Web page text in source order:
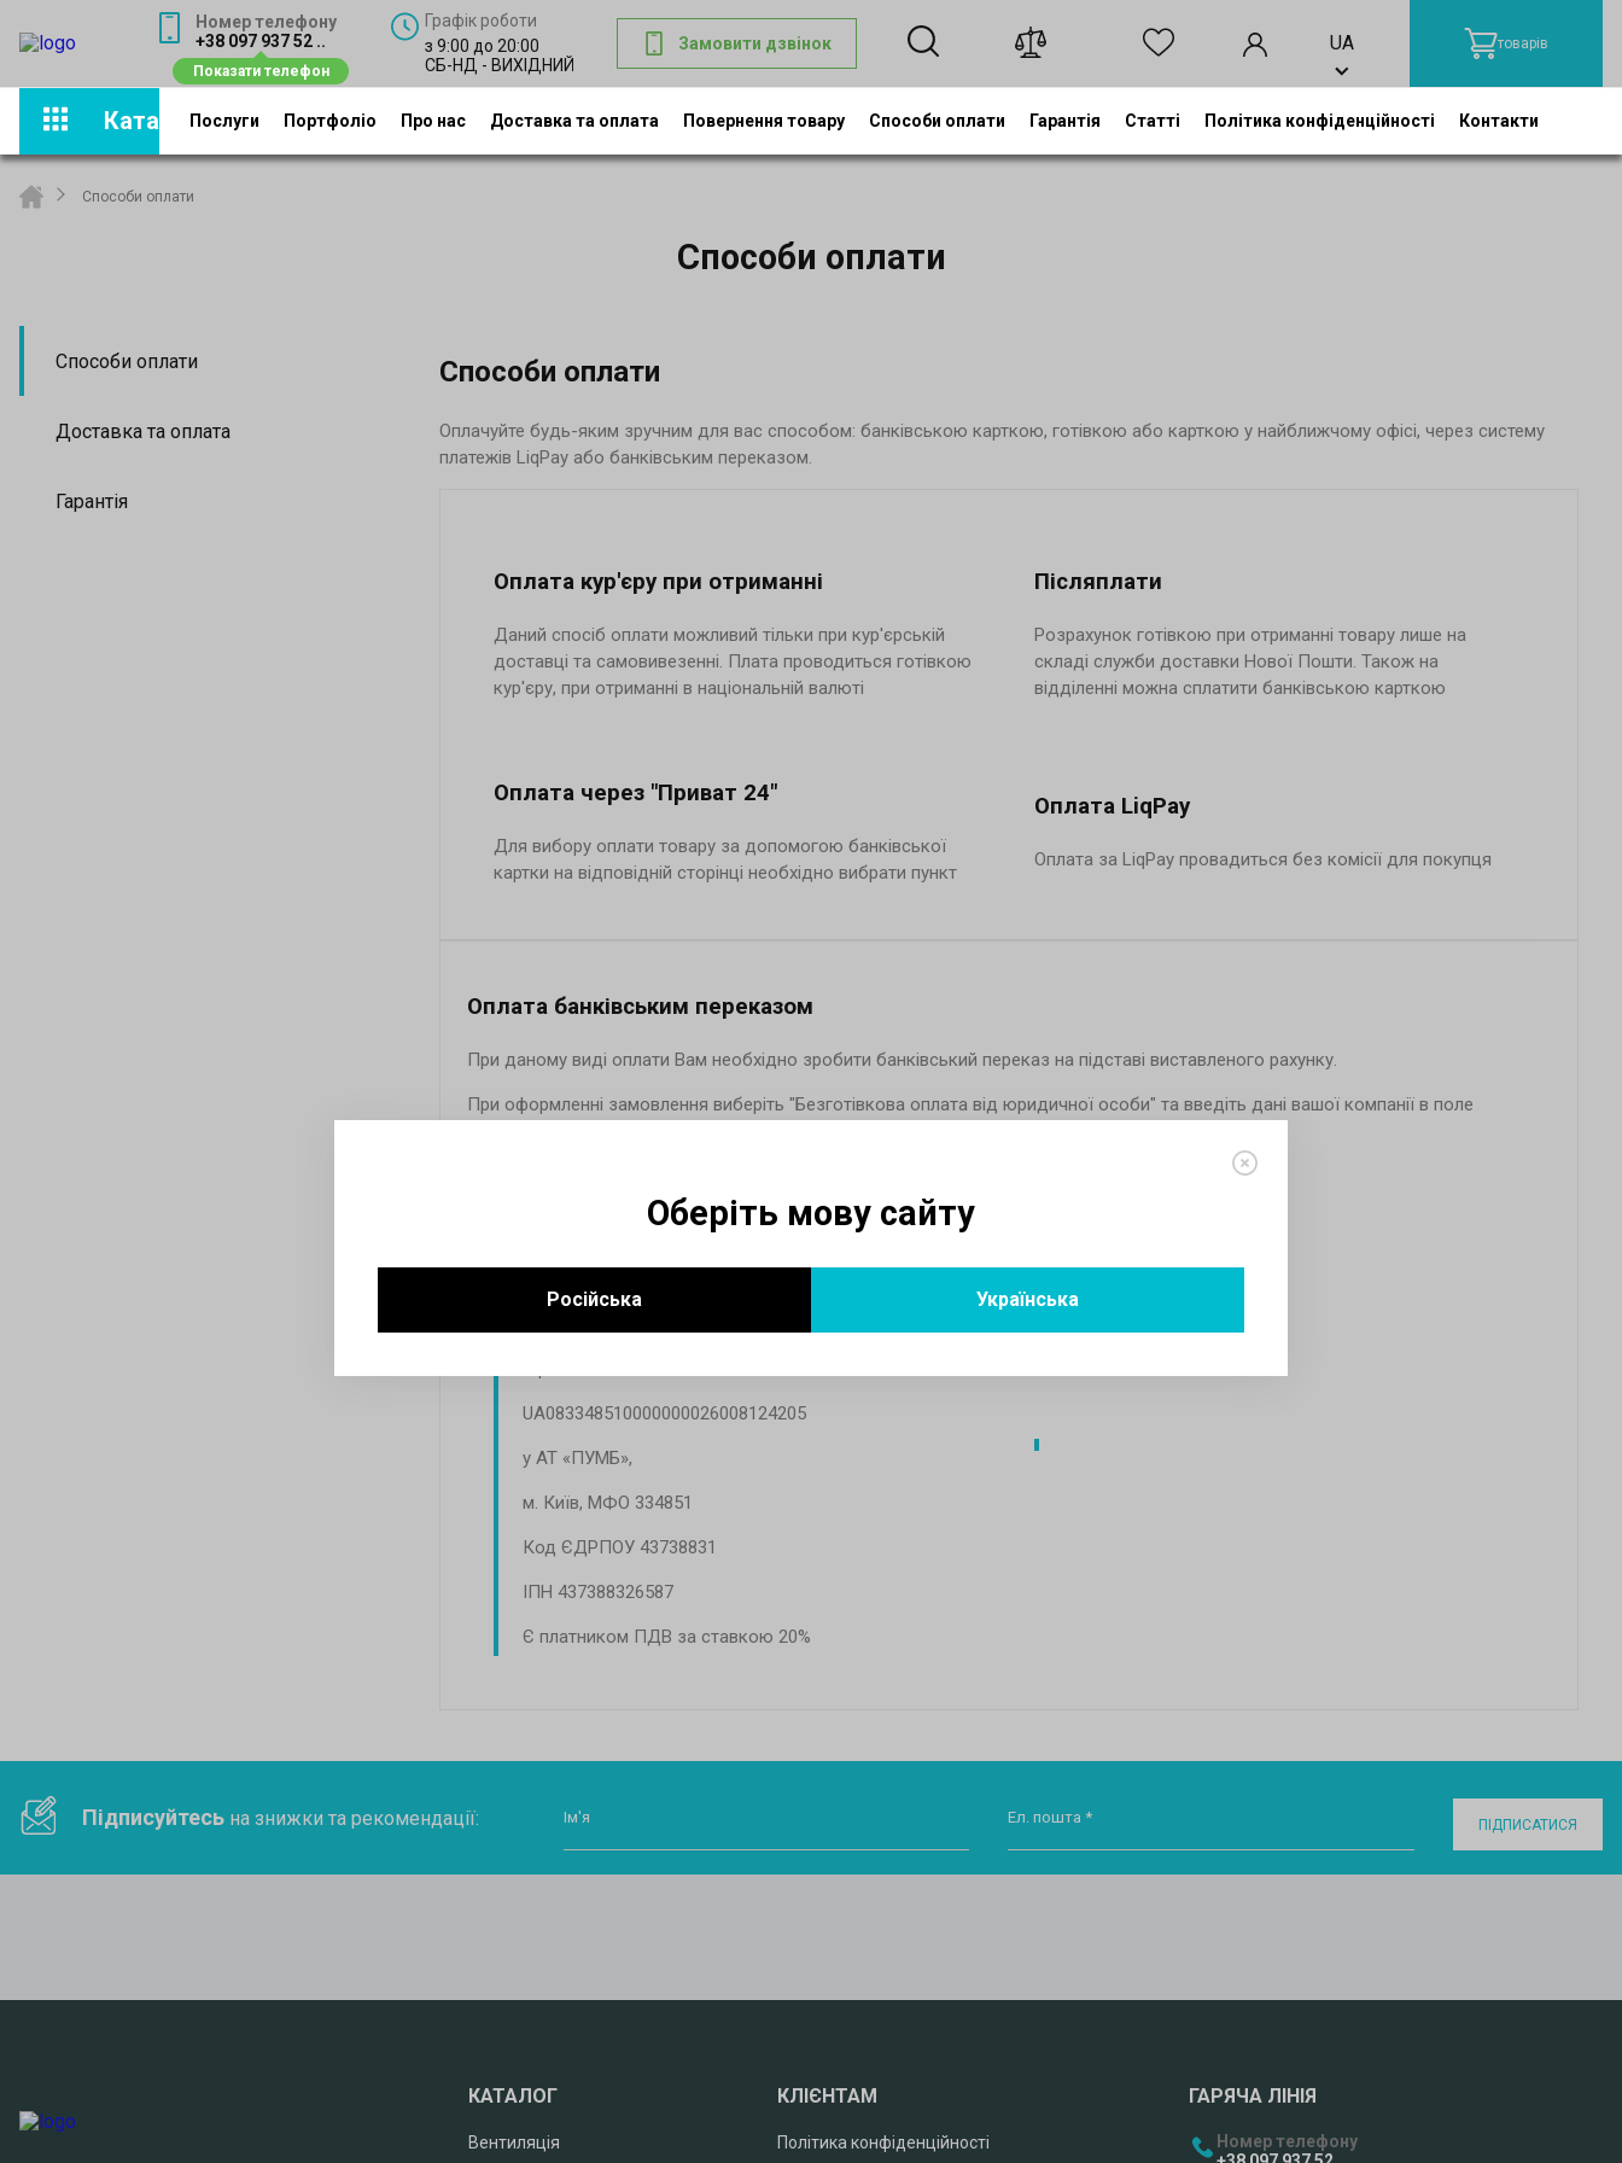
Оберіть мову сайту
Російська Українська
Номер телефону
+38 097 937 52 ..
Графік роботи
з 9:00 до 20:00
СБ-НД - ВИХІДНИЙ
Замовити дзвінок UA товарів
Послуги Портфоліо Про нас Доставка та оплата Повернення товару Способи оплати Гарантія Статті Політика конфіденційності Контакти
Каталог
Способи оплати
Способи оплати
Способи оплати
Доставка та оплата
Гарантія
Способи оплати
Оплачуйте будь-яким зручним для вас способом: банківською карткою, готівкою або карткою у найближчому офісі, через систему
платежів LiqPay або банківським переказом.
Оплата кур'єру при отриманні
Даний спосіб оплати можливий тільки при кур'єрській
доставці та самовивезенні. Плата проводиться готівкою
кур'єру, при отриманні в національній валюті
Післяплати
Розрахунок готівкою при отриманні товару лише на
складі служби доставки Нової Пошти. Також на
відділенні можна сплатити банківською карткою
Оплата через "Приват 24"
Для вибору оплати товару за допомогою банківської
картки на відповідній сторінці необхідно вибрати пункт
Оплата LiqPay
Оплата за LiqPay провадиться без комісії для покупця
Оплата банківським переказом
При даному виді оплати Вам необхідно зробити банківський переказ на підставі виставленого рахунку.
При оформленні замовлення виберіть "Безготівкова оплата від юридичної особи" та введіть дані вашої компанії в поле
Юр. адреси: 03061, м. Київ, пр-кт Відрадний, 95 оф.402
UA083348510000000026008124205
у АТ «ПУМБ»,
м. Київ, МФО 334851
Код ЄДРПОУ 43738831
ІПН 437388326587
Є платником ПДВ за ставкою 20%
Підписуйтесь на знижки та рекомендації: Ім'я Ел. пошта * ПІДПИСАТИСЯ
КАТАЛОГ
Вентиляція
КЛІЄНТАМ
Політика конфіденційності
ГАРЯЧА ЛІНІЯ
Номер телефону